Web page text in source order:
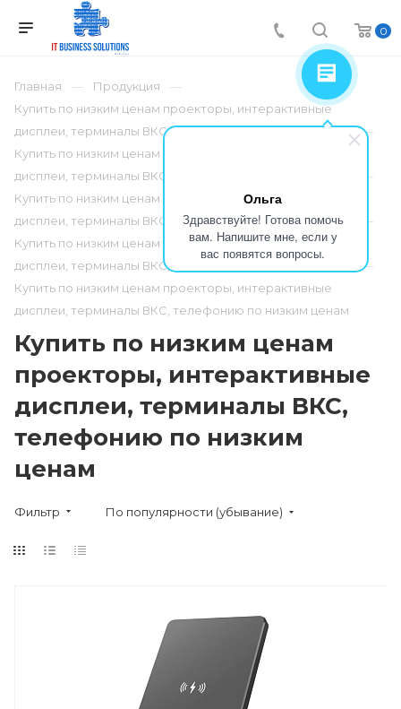
Ольга
Здравствуйте! Готова помочь
вам. Напишите мне, если у
вас появятся вопросы.
0
Главная
Продукция
Купить по низким ценам проекторы, интерактивные
дисплеи, терминалы ВКС, телефонию по низким ценам
Купить по низким ценам проекторы, интерактивные
дисплеи, терминалы ВКС, телефонию по низким ценам
Купить по низким ценам проекторы, интерактивные
дисплеи, терминалы ВКС, телефонию по низким ценам
Купить по низким ценам проекторы, интерактивные
дисплеи, терминалы ВКС, телефонию по низким ценам
Купить по низким ценам проекторы, интерактивные
дисплеи, терминалы ВКС, телефонию по низким ценам
Купить по низким ценам
проекторы, интерактивные
дисплеи, терминалы ВКС,
телефонию по низким
ценам
Фильтр По популярности (убывание)